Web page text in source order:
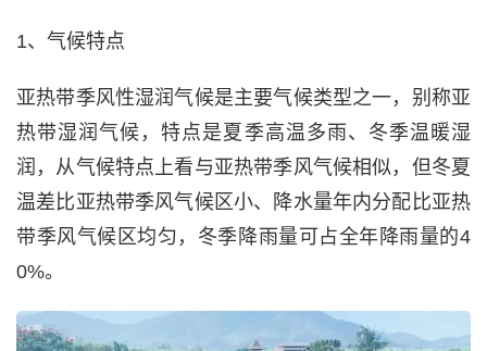
1、气候特点
亚热带季风性湿润气候是主要气候类型之一，别称亚
热带湿润气候，特点是夏季高温多雨、冬季温暖湿
润，从气候特点上看与亚热带季风气候相似，但冬夏
温差比亚热带季风气候区小、降水量年内分配比亚热
带季风气候区均匀，冬季降雨量可占全年降雨量的4
0%。